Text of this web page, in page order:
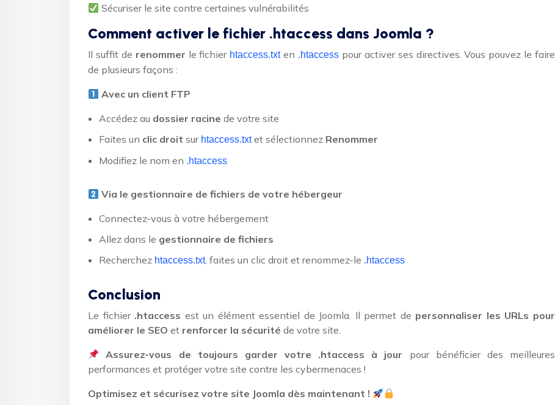
Sécuriser le site contre certaines vulnérabilités
Comment activer le fichier .htaccess dans Joomla ?
Il suffit de renommer le fichier htaccess.txten .htaccess pour activer ses directives. Vous pouvez le faire
de plusieurs façons :
Avec un client FTP
Accédez au dossier racine de votre site
Faites un clic droit sur htaccess.txtet sélectionnez Renommer
Modifiez le nom en .htaccess
Via le gestionnaire de fichiers de votre hébergeur
Connectez-vous à votre hébergement
Allez dans le gestionnaire de fichiers
Recherchez htaccess.txt, faites un clic droit et renommez-le .htaccess
Conclusion
Le fichier .htaccess est un élément essentiel de Joomla. Il permet de personnaliser les URLs pour
améliorer le SEO et renforcer la sécurité de votre site.
Assurez-vous de toujours garder votre .htaccess à jour pour bénéficier des meilleures
performances et protéger votre site contre les cybermenaces !
Optimisez et sécurisez votre site Joomla dès maintenant !